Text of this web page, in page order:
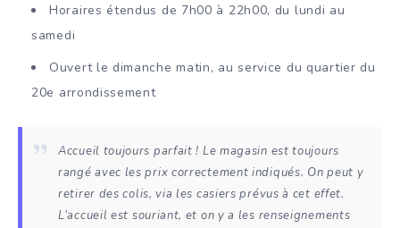
Horaires étendus de 7h00 à 22h00, du lundi au
samedi
Ouvert le dimanche matin, au service du quartier du
20e arrondissement
Accueil toujours parfait ! Le magasin est toujours
rangé avec les prix correctement indiqués. On peut y
retirer des colis, via les casiers prévus à cet effet.
L’accueil est souriant, et on y a les renseignements